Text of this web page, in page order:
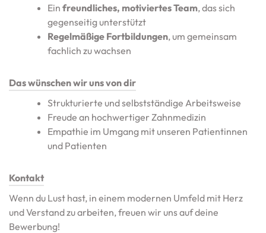
Ein freundliches, motiviertes Team, das sich
gegenseitig unterstützt
Regelmäßige Fortbildungen, um gemeinsam
fachlich zu wachsen
Das wünschen wir uns von dir
Strukturierte und selbstständige Arbeitsweise
Freude an hochwertiger Zahnmedizin
Empathie im Umgang mit unseren Patientinnen
und Patienten
Kontakt
Wenn du Lust hast, in einem modernen Umfeld mit Herz
und Verstand zu arbeiten, freuen wir uns auf deine
Bewerbung!